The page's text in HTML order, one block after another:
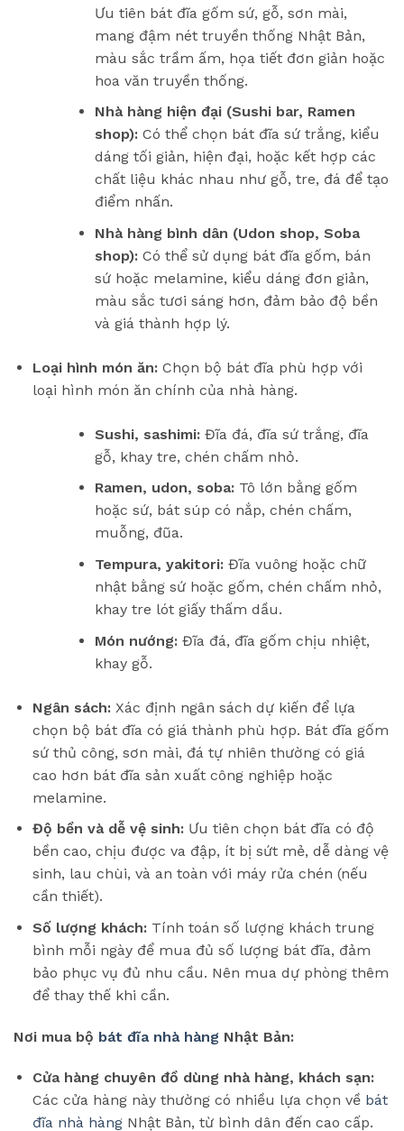
Ưu tiên bát đĩa gốm sứ, gỗ, sơn mài,
mang đậm nét truyền thống Nhật Bản,
màu sắc trầm ấm, họa tiết đơn giản hoặc
hoa văn truyền thống.
Nhà hàng hiện đại (Sushi bar, Ramen
shop):Có thể chọn bát đĩa sứ trắng, kiểu
dáng tối giản, hiện đại, hoặc kết hợp các
chất liệu khác nhau như gỗ, tre, đá để tạo
điểm nhấn.
Nhà hàng bình dân (Udon shop, Soba
shop):Có thể sử dụng bát đĩa gốm, bán
sứ hoặc melamine, kiểu dáng đơn giản,
màu sắc tươi sáng hơn, đảm bảo độ bền
và giá thành hợp lý.
Loại hình món ăn:Chọn bộ bát đĩa phù hợp với
loại hình món ăn chính của nhà hàng.
Sushi, sashimi:Đĩa đá, đĩa sứ trắng, đĩa
gỗ, khay tre, chén chấm nhỏ.
Ramen, udon, soba:Tô lớn bằng gốm
hoặc sứ, bát súp có nắp, chén chấm,
muỗng, đũa.
Tempura, yakitori:Đĩa vuông hoặc chữ
nhật bằng sứ hoặc gốm, chén chấm nhỏ,
khay tre lót giấy thấm dầu.
Món nướng:Đĩa đá, đĩa gốm chịu nhiệt,
khay gỗ.
Ngân sách:Xác định ngân sách dự kiến để lựa
chọn bộ bát đĩa có giá thành phù hợp. Bát đĩa gốm
sứ thủ công, sơn mài, đá tự nhiên thường có giá
cao hơn bát đĩa sản xuất công nghiệp hoặc
melamine.
Độ bền và dễ vệ sinh:Ưu tiên chọn bát đĩa có độ
bền cao, chịu được va đập, ít bị sứt mẻ, dễ dàng vệ
sinh, lau chùi, và an toàn với máy rửa chén (nếu
cần thiết).
Số lượng khách:Tính toán số lượng khách trung
bình mỗi ngày để mua đủ số lượng bát đĩa, đảm
bảo phục vụ đủ nhu cầu. Nên mua dự phòng thêm
để thay thế khi cần.
Nơi mua bộ bát đĩa nhà hàng Nhật Bản:
Cửa hàng chuyên đồ dùng nhà hàng, khách sạn:
Các cửa hàng này thường có nhiều lựa chọn về bát
đĩa nhà hàngNhật Bản, từ bình dân đến cao cấp.